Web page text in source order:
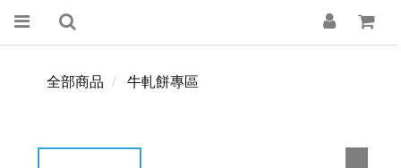
全部商品 牛軋餅專區